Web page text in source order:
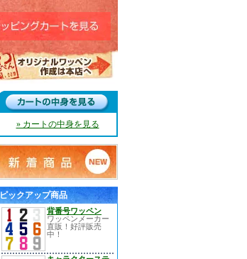
» カートの中身を見る
ピックアップ商品
背番号ワッペン
ワッペンメーカー
直販！好評販売
中！